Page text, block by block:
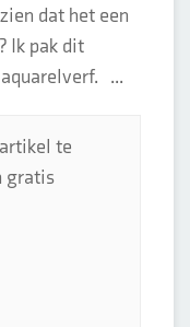
dat het een
Ik pak dit
...
te
gratis